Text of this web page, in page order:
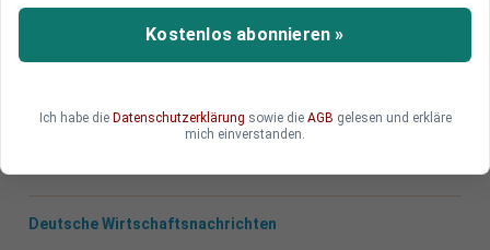
Norwegen hat offenbar erfolgreich seine Ost-
Jahresschnitt fast 500 Flüchtlinge.
Deutsche Wirtschaftsnachrichten
Kostenlos abonnieren »
Ich habe die Datenschutzerklärung sowie die AGB gelesen und erkläre
mich einverstanden.